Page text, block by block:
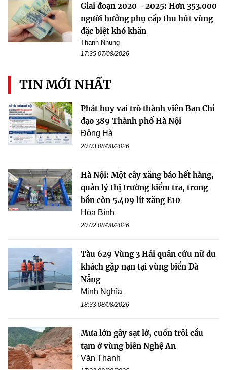
Giai đoạn 2020 - 2025: Hơn 353.000
người hưởng phụ cấp thu hút vùng
đặc biệt khó khăn
Thanh Nhung
17:35 07/08/2026
TIN MỚI NHẤT
Phát huy vai trò thành viên Ban Chỉ
đạo 389 Thành phố Hà Nội
Đông Hà
20:03 08/08/2026
Hà Nội: Một cây xăng báo hết hàng,
quản lý thị trường kiểm tra, trong
bồn còn 5.409 lít xăng E10
Hòa Bình
20:02 08/08/2026
Tàu 629 Vùng 3 Hải quân cứu nữ du
khách gặp nạn tại vùng biển Đà
Nẵng
Minh Nghĩa
18:33 08/08/2026
Mưa lớn gây sạt lở, cuốn trôi cầu
tạm ở vùng biên Nghệ An
Văn Thanh